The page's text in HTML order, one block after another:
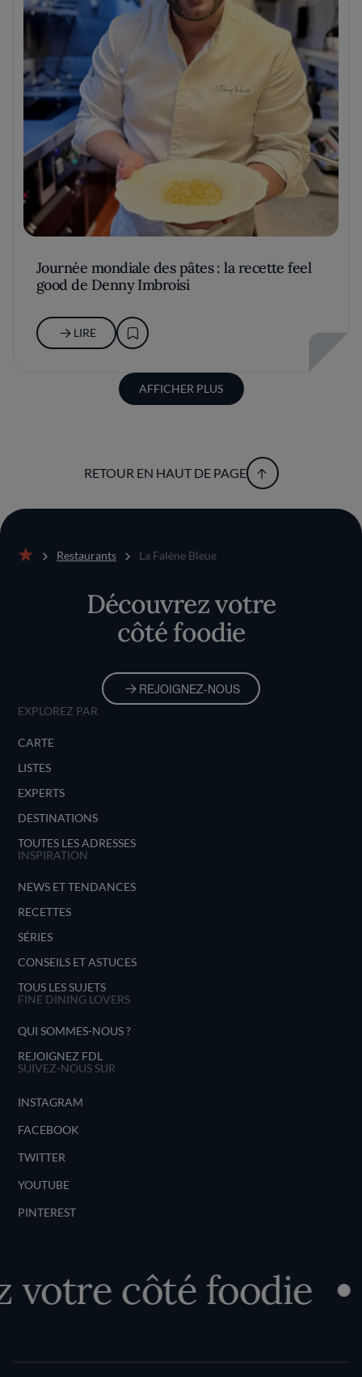
Journée mondiale des pâtes : la recette feel
good de Denny Imbroisi
LIRE
AFFICHER PLUS
RETOUR EN HAUT DE PAGE
Restaurants La Falène Bleue
Découvrez votre
côté foodie
REJOIGNEZ-NOUS
EXPLOREZ PAR
CARTE
LISTES
EXPERTS
DESTINATIONS
TOUTES LES ADRESSES
INSPIRATION
NEWS ET TENDANCES
RECETTES
SÉRIES
CONSEILS ET ASTUCES
TOUS LES SUJETS
FINE DINING LOVERS
QUI SOMMES-NOUS ?
REJOIGNEZ FDL
SUIVEZ-NOUS SUR
INSTAGRAM
FACEBOOK
TWITTER
YOUTUBE
PINTEREST
côté foodie